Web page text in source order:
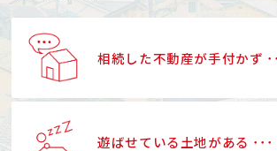
相続した不動産が手付かず ･
遊ばせている土地がある ･･･